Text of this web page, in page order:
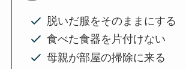
脱いだ服をそのままにする
食べた食器を片付けない
母親が部屋の掃除に来る